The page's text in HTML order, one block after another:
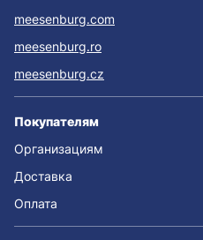
meesenburg.com
meesenburg.ro
meesenburg.cz
Покупателям
Организациям
Доставка
Оплата